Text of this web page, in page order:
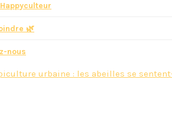
🌿
nous
urbaine : les abeilles se